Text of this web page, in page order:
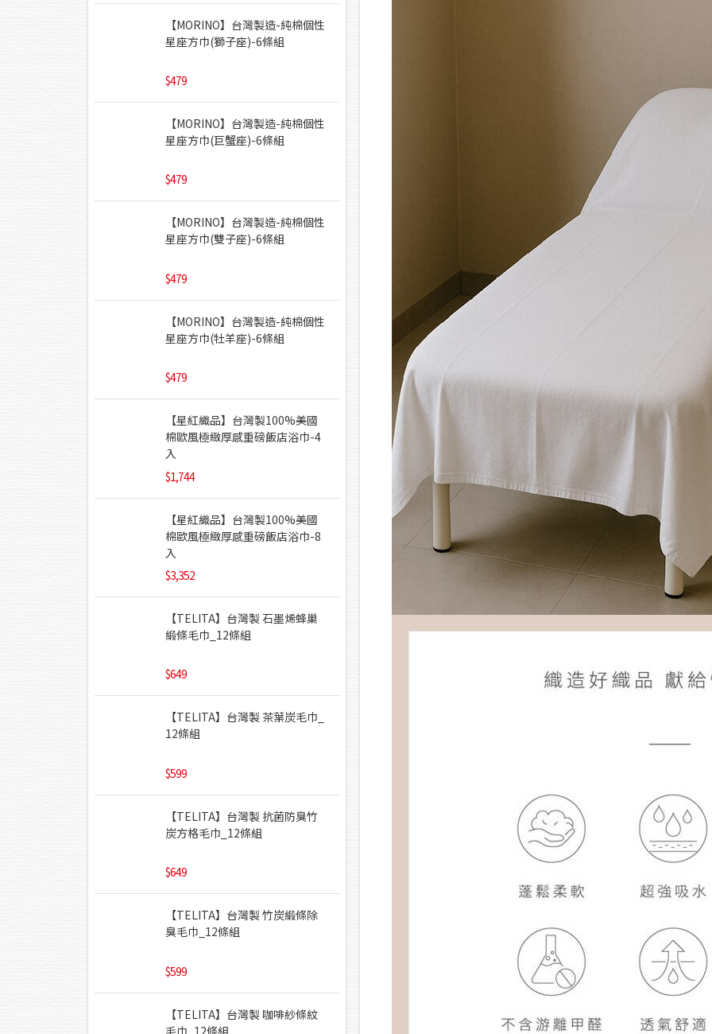
【MORINO】台灣製造-純棉個性
星座方巾(獅子座)-6條組
479
【MORINO】台灣製造-純棉個性
星座方巾(巨蟹座)-6條組
479
【MORINO】台灣製造-純棉個性
星座方巾(雙子座)-6條組
479
【MORINO】台灣製造-純棉個性
星座方巾(牡羊座)-6條組
479
【星紅織品】台灣製100%美國
棉歐風極緻厚感重磅飯店浴巾-4
入
1,744
【星紅織品】台灣製100%美國
棉歐風極緻厚感重磅飯店浴巾-8
入
3,352
【TELITA】台灣製 石墨烯蜂巢
緞條毛巾_12條組
649
【TELITA】台灣製 茶葉炭毛巾_
12條組
599
【TELITA】台灣製 抗菌防臭竹
炭方格毛巾_12條組
649
【TELITA】台灣製 竹炭緞條除
臭毛巾_12條組
599
【TELITA】台灣製 咖啡紗條紋
毛巾_12條組